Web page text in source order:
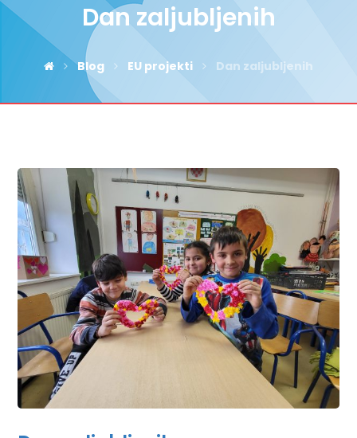
Dan zaljubljenih
Blog EU projekti Dan zaljubljenih